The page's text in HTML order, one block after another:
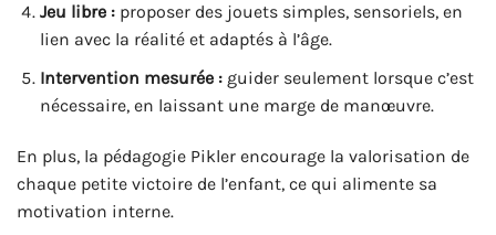
Jeu libre :proposer des jouets simples, sensoriels, en
lien avec la réalité et adaptés à l’âge.
Intervention mesurée :guider seulement lorsque c’est
nécessaire, en laissant une marge de manœuvre.
En plus, la pédagogie Pikler encourage la valorisation de
chaque petite victoire de l’enfant, ce qui alimente sa
motivation interne.